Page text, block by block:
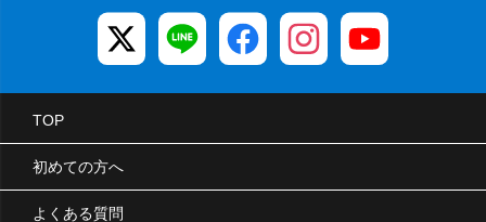
TOP
初めての方へ
よくある質問